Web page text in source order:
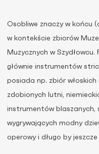
Osobliwe znaczy w końcu
w kontekście zbiorów
Muzycznych w
głównie instrumentów
posiada np. zbiór
zdobionych lutni,
instrumentów blaszanych,
wygrywających modny
operowy i długo by